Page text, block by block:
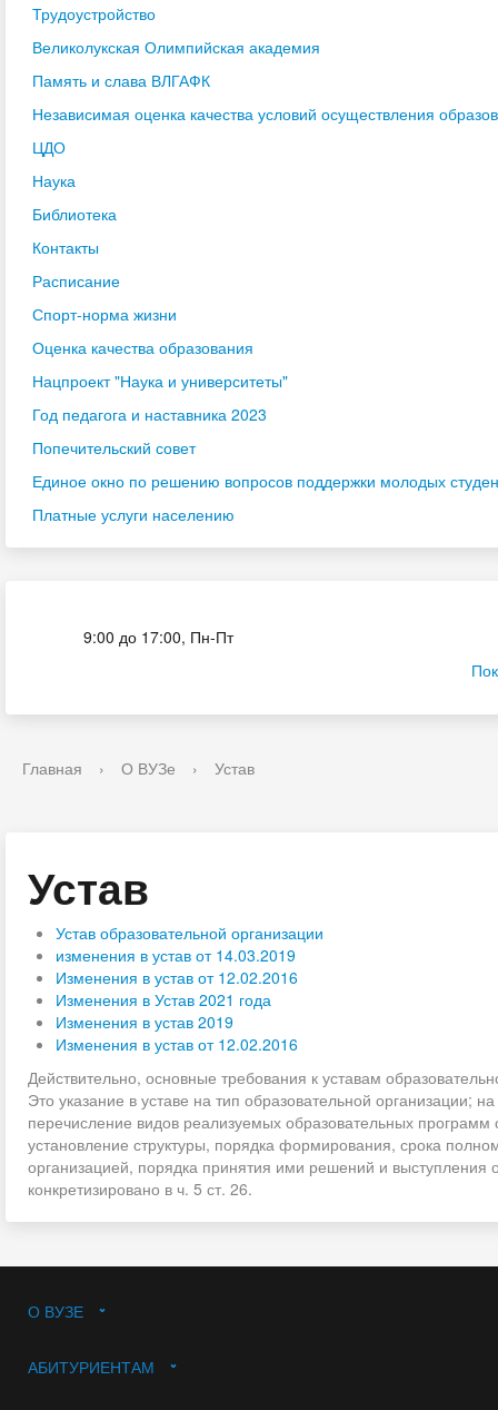
Трудоустройство
Великолукская Олимпийская академия
Память и слава ВЛГАФК
Независимая оценка качества условий осуществления
ЦДО
Наука
Библиотека
Контакты
Расписание
Спорт-норма жизни
Оценка качества образования
Нацпроект "Наука и университеты"
Год педагога и наставника 2023
Попечительский совет
Единое окно по решению вопросов поддержки молодых
Платные услуги населению
9:00 до 17:00, Пн-Пт
Главная › О ВУЗе › Устав
Устав
Устав образовательной организации
изменения в устав от 14.03.2019
Изменения в устав от 12.02.2016
Изменения в Устав 2021 года
Изменения в устав 2019
Изменения в устав от 12.02.2016
Действительно, основные требования к уставам
Это указание в уставе на тип образовательной организации;
перечисление видов реализуемых образовательных
установление структуры, порядка формирования, срока
организацией, порядка принятия ими решений и
конкретизировано в ч. 5 ст. 26.
О ВУЗЕ
АБИТУРИЕНТАМ